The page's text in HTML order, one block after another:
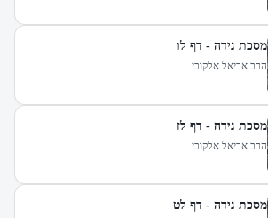
מסכת נידה - דף לו
הרב אריאל אלקובי
מסכת נידה - דף לז
הרב אריאל אלקובי
מסכת נידה - דף לט